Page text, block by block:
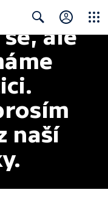
Searchale
naší